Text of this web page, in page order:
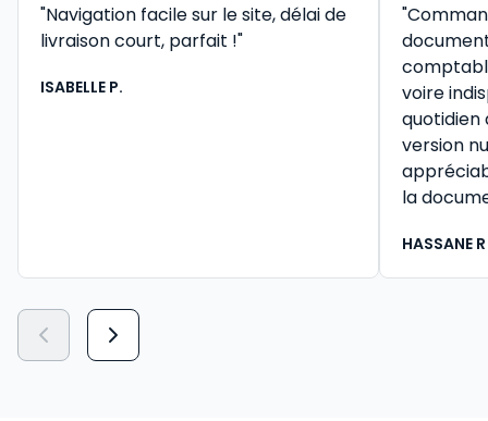
"Navigation facile sur le site, délai de
livraison court, parfait !"
ISABELLE P.
voire
version
la
HASSANE R